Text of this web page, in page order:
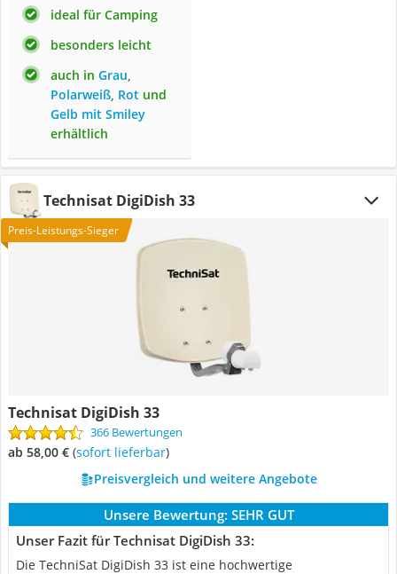
ideal für Camping
besonders leicht
auch in Grau,
Polarweiß, Rot und
Gelb mit Smiley
erhältlich
Technisat DigiDish 33
Preis-Leistungs-Sieger
Technisat DigiDish 33
366 Bewertungen
ab 58,00 € ( Sofort lieferbar)
Preisvergleich und weitere Angebote
Unsere Bewertung: SEHR GUT
Unser Fazit für Technisat DigiDish 33:
Die TechniSat DigiDish 33 ist eine hochwertige